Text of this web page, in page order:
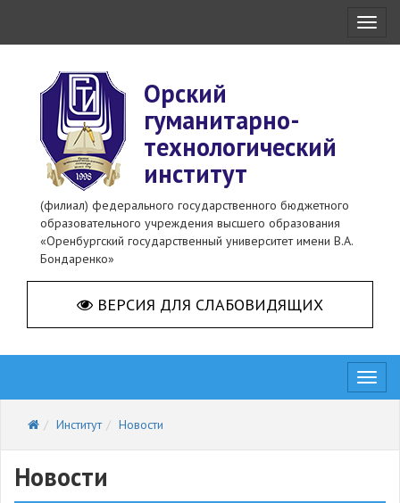
Орский
гуманитарно-
технологический
институт
(филиал) федерального государственного бюджетного
образовательного учреждения высшего образования
«Оренбургский государственный университет имени В.А.
Бондаренко»
ВЕРСИЯ ДЛЯ СЛАБОВИДЯЩИХ
Институт
Новости
Новости